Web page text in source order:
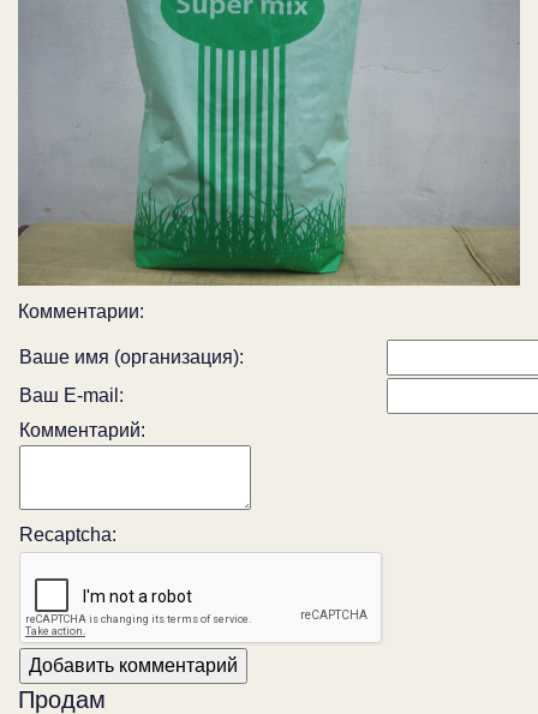
Комментарии:
Ваше имя (организация):
Ваш E-mail:
Комментарий:
Recaptcha:
Продам